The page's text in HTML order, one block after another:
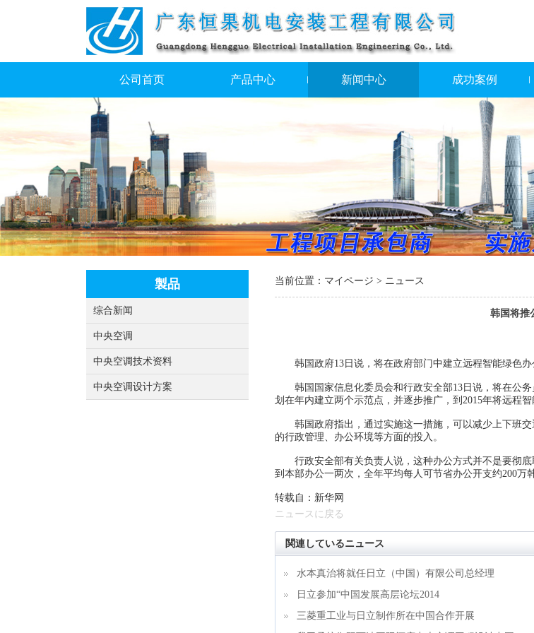
公司首页 产品中心 新闻中心 成功案例
製品
综合新闻
中央空调
中央空调技术资料
中央空调设计方案
当前位置： マイページ > ニュース
韩国将推
韩国政府13日说，将在政府部门中建立远程智能绿色办
韩国国家信息化委员会和行政安全部13日说，将在公务
划在年内建立两个示范点，并逐步推广，到2015年将远程
韩国政府指出，通过实施这一措施，可以减少上下班交
的行政管理、办公环境等方面的投入。
行政安全部有关负责人说，这种办公方式并不是要彻底
到本部办公一两次，全年平均每人可节省办公开支约200万
转载自：新华网
ニュースに戻る
関連しているニュース
水本真治将就任日立（中国）有限公司总经理
日立参加“中国发展高层论坛2014
三菱重工业与日立制作所在中国合作开展